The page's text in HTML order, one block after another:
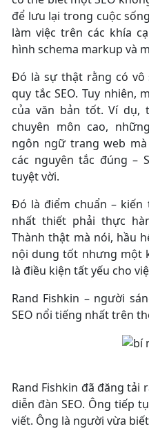
để lưu lại trong cuộc
làm việc trên các khía
hình schema markup và
Đó là sự thật rằng có
quy tắc SEO. Tuy nhiên,
của văn bản tốt. Ví dụ,
chuyên môn cao,
ngôn ngữ trang web
các nguyên tắc đúng –
tuyệt vời.
Đó là điểm chuẩn –
nhất thiết phải thực
Thành thật mà nói, hầu
nội dung tốt nhưng một
là điều kiện tất yếu cho
Rand Fishkin – người
SEO nổi tiếng nhất trên
Rand Fishkin đã đăng tải
diễn đàn SEO. Ông tiếp
viết. Ông là người vừa